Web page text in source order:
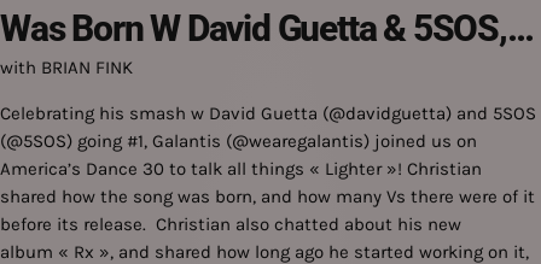
Was Born W David Guetta & 5SOS,
All About New Album « Rx »
with BRIAN FINK
Celebrating his smash w David Guetta (@davidguetta) and 5SOS
(@5SOS) going #1, Galantis (@wearegalantis) joined us on
America’s Dance 30 to talk all things « Lighter »! Christian
shared how the song was born, and how many Vs there were of it
before its release. Christian also chatted about his new
album « Rx », and shared how long ago he started working on it,